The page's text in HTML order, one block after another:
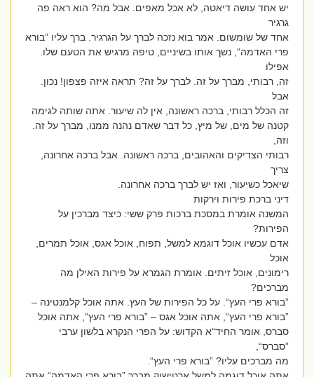
יש אחד עושה דיאטה, לא אכל מאפים. אבל מה? הוא ראה פה
גרגיר
אחד של שומשום. אמר בוא נזכה לברך על הגרגיר. ברך עליו ”בורא
פרי האדמה“, נשך אותו בשיניים, טיפה מרגיש את הטעם שלו.
אפילו
זה, רבותי, מברך על זה. לברך על זה? תראה איזה פצפון! נכון.
אבל
זה הכלל רבותי, ברכה ראשונה, אין לה שיעור. אתה שותה לגימה
קטנה של מים, של מיץ, כל דבר שאדם נהנה ממנו, מברך על זה.
וזה,
רבותי הצדיקים והאהובים, ברכה ראשונה. אבל ברכה אחרונה,
צריך
שיאכל כשיעור, ואז יש לברך ברכה אחרונה.
דיני ברכת פירות וירקות
המשנה אומרת במסכת ברכות פרק ששי: כיצד מברכין על
הפירות?
אדם עכשיו אוכל דוגמא למשל, תפוח, אוכל אגס, אוכל תמרים,
אוכל
רימונים, אוכל זיתים. אומרת הגמרא על פירות האילן מה
מברכים?
”בורא פרי העץ“. על כל הפירות של העץ. אתה אוכל קלמנטינה –
”בורא פרי העץ“, אתה אוכל אגס – ”בורא פרי העץ“, אתה אוכל
סברס, אומר החיד“א הקדוש: על הפרי הנקרא בלשון ערבי
”סברס“,
מה מברכים עליו? ”בורא פרי העץ“.